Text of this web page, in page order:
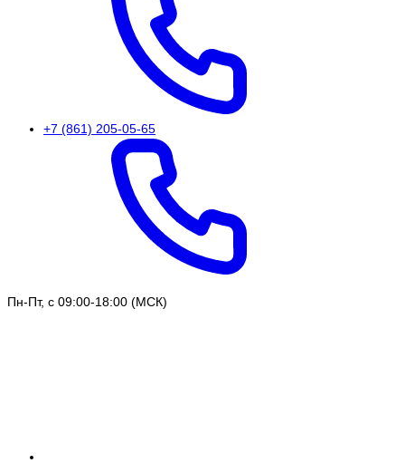
+7 (861) 205-05-65
Пн-Пт, с 09:00-18:00 (МСК)